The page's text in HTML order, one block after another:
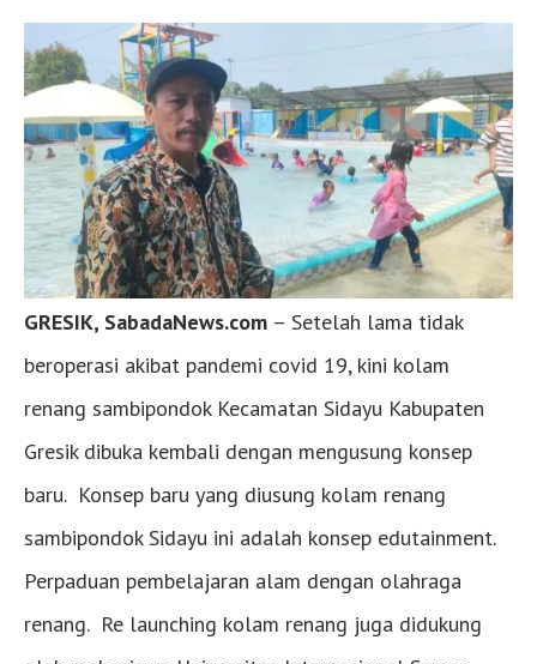
GRESIK, SabadaNews.com – Setelah lama tidak
beroperasi akibat pandemi covid 19, kini kolam
renang sambipondok Kecamatan Sidayu Kabupaten
Gresik dibuka kembali dengan mengusung konsep
baru. Konsep baru yang diusung kolam renang
sambipondok Sidayu ini adalah konsep edutainment.
Perpaduan pembelajaran alam dengan olahraga
renang. Re launching kolam renang juga didukung